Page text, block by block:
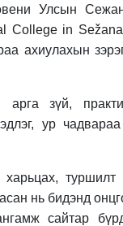
Улсын
in
ахиулахын
зүй,
ур
туршилт
нь бидэнд
сайтар